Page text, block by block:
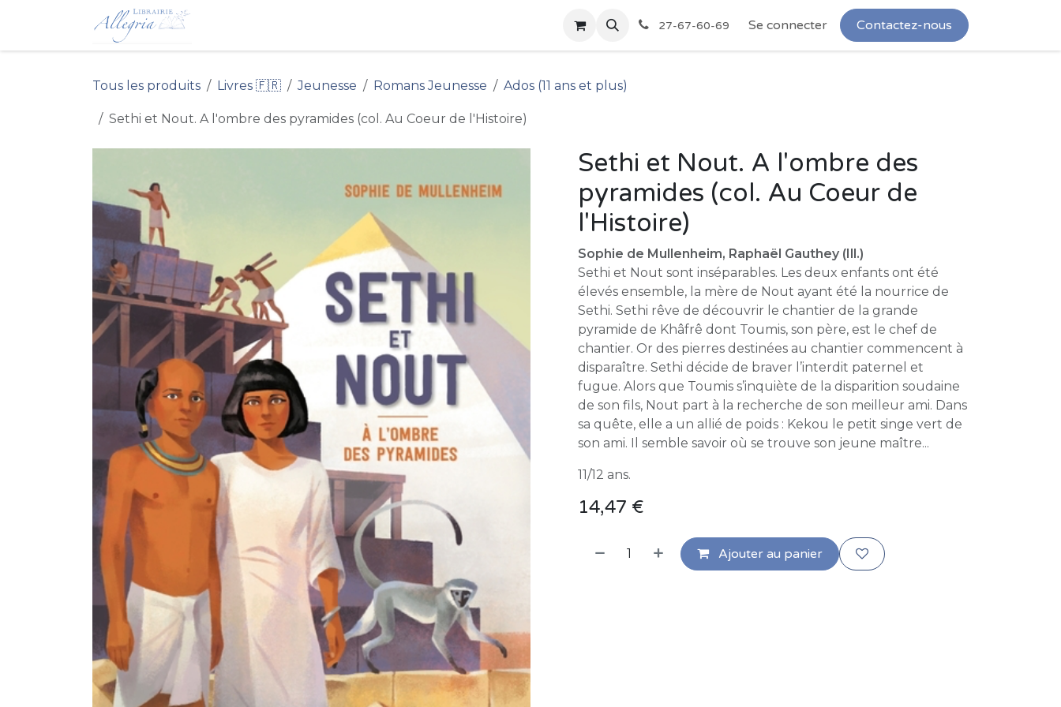
Se rendre au contenu
27-67-60-69 Se connecter Contactez-nous
Tous les produits Livres 🇫🇷 Jeunesse Romans Jeunesse Ados (11 ans et plus)
Sethi et Nout. A l'ombre des pyramides (col. Au Coeur de l'Histoire)
Sethi et Nout. A l'ombre des
pyramides (col. Au Coeur de
l'Histoire)
Sophie de Mullenheim, Raphaël Gauthey (Ill.)
Sethi et Nout sont inséparables. Les deux enfants ont été
élevés ensemble, la mère de Nout ayant été la nourrice de
Sethi. Sethi rêve de découvrir le chantier de la grande
pyramide de Khâfrê dont Toumis, son père, est le chef de
chantier. Or des pierres destinées au chantier commencent à
disparaître. Sethi décide de braver l’interdit paternel et
fugue. Alors que Toumis s’inquiète de la disparition soudaine
de son fils, Nout part à la recherche de son meilleur ami. Dans
sa quête, elle a un allié de poids : Kekou le petit singe vert de
son ami. Il semble savoir où se trouve son jeune maître...
11/12 ans.
14,47 €
Ajouter au panier